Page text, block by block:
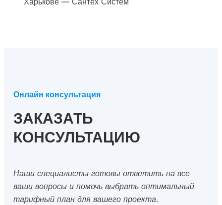
Онлайн консультация
ЗАКАЗАТЬ
КОНСУЛЬТАЦИЮ
Наши специалисты готовы ответить на все
ваши вопросы и помочь выбрать оптимальный
тарифный план для вашего проекта.